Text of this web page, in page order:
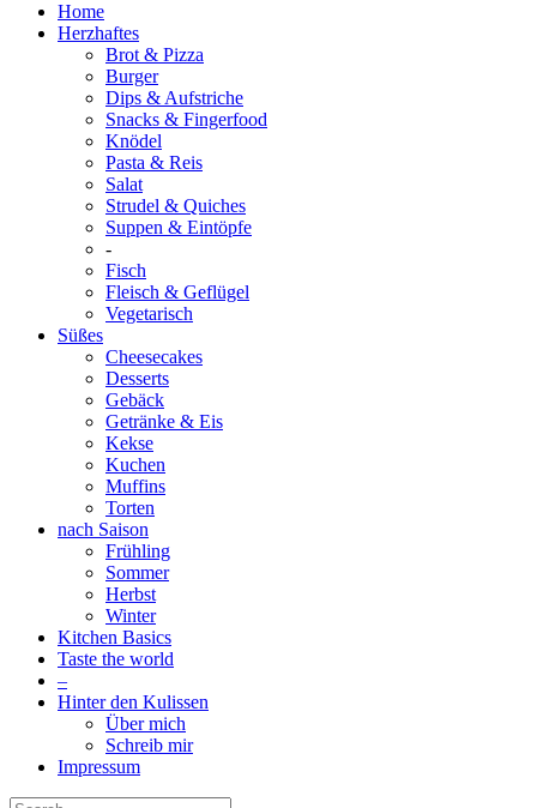
Home
Herzhaftes
Brot & Pizza
Burger
Dips & Aufstriche
Snacks & Fingerfood
Knödel
Pasta & Reis
Salat
Strudel & Quiches
Suppen & Eintöpfe
-
Fisch
Fleisch & Geflügel
Vegetarisch
Süßes
Cheesecakes
Desserts
Gebäck
Getränke & Eis
Kekse
Kuchen
Muffins
Torten
nach Saison
Frühling
Sommer
Herbst
Winter
Kitchen Basics
Taste the world
–
Hinter den Kulissen
Über mich
Schreib mir
Impressum